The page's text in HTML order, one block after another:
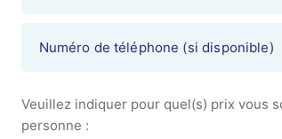
Veuillez indiquer pour quel(s) prix vous
personne :